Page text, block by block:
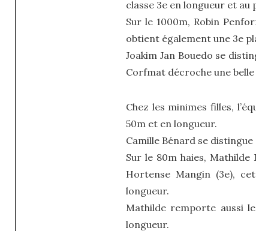
classe 3e en longueur et au
Sur le 1000m, Robin
obtient également une 3e
Joakim Jan Bouedo se
Corfmat décroche une belle
Chez les minimes filles,
50m et en longueur.
Camille Bénard se distingue
Sur le 80m haies, Mathilde
Hortense Mangin (3e),
longueur.
Mathilde remporte aussi
longueur.